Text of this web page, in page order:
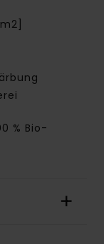
% Bio-